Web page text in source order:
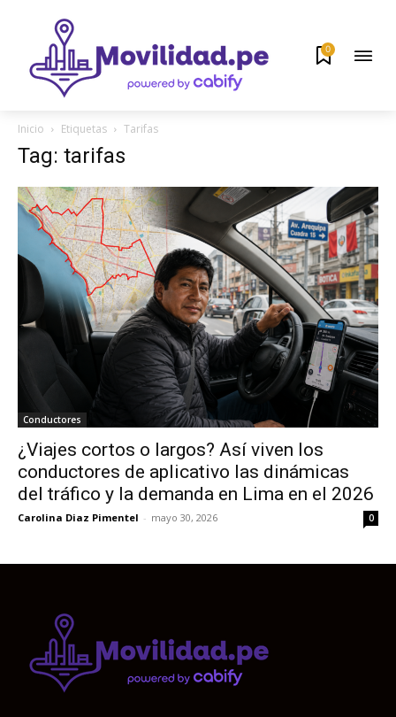
0
Inicio Etiquetas Tarifas
Tag: tarifas
Conductores
¿Viajes cortos o largos? Así viven los
conductores de aplicativo las dinámicas
del tráfico y la demanda en Lima en el 2026
Carolina Diaz Pimentel - mayo 30, 2026 0